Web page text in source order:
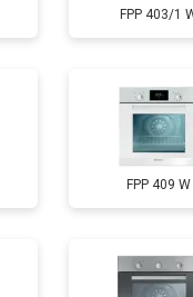
FPP 403/1
FPP 409 W